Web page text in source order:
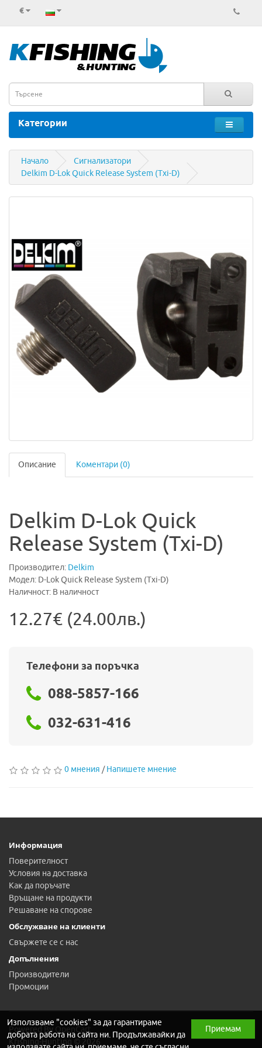
€
Категории
Начало
Сигнализатори
Delkim D-Lok Quick Release System (Txi-D)
Описание Коментари (0)
Delkim D-Lok Quick
Release System (Txi-D)
Производител: Delkim
Модел: D-Lok Quick Release System (Txi-D)
Наличност: В наличност
12.27€ (24.00лв.)
Телефони за поръчка
088-5857-166
032-631-416
0 мнения /Напишете мнение
Информация
Поверителност
Условия на доставка
Как да поръчате
Връщане на продукти
Решаване на спорове
Обслужване на клиенти
Свържете се с нас
Допълнения
Производители
Промоции
Powered By
OpenCart
Kfishing-Hunting © 2026
Приемам
Използваме "cookies" за да гарантираме
добрата работа на сайта ни. Продължавайки да